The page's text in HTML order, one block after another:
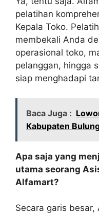
pelatihan
Kepala Toko.
membekali Anda
operasional toko,
pelanggan, hingga
siap menghadapi
Baca Juga :
Kabupaten
Apa saja yang
utama seorang
Alfamart?
Secara garis besar,